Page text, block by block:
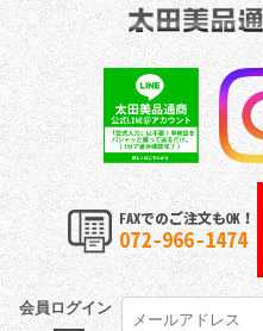
会員ログイン